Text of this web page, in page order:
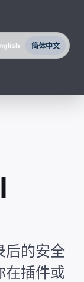
简体中文
后的安全
在插件或